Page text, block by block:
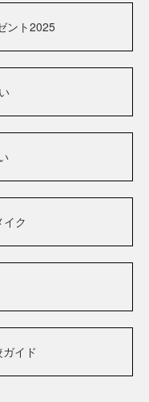
ント2025
ク
イド